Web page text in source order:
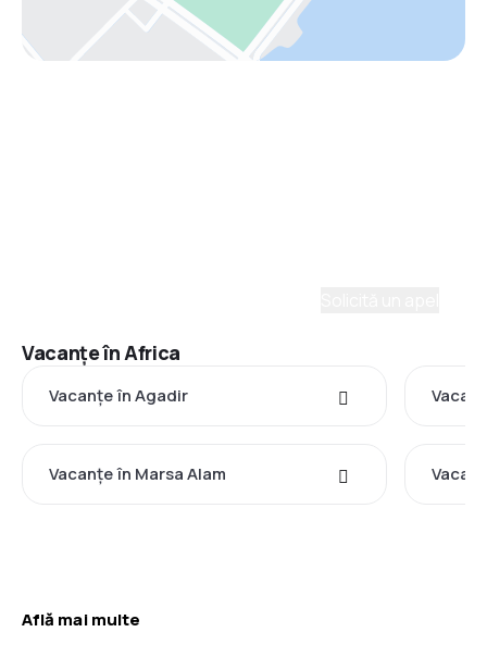
Vacanţe în Africa
Vacanţe în Agadir
Vacanţe în Marsa Alam
Află mai multe